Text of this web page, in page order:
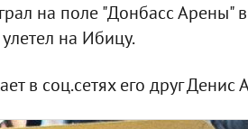
на поле "Донбасс Арены"
на Ибицу.
в соц.сетях его друг Денис